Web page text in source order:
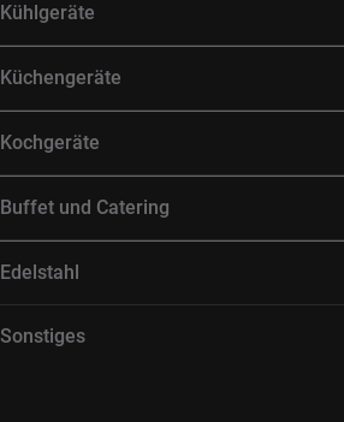
Kühlgeräte
Küchengeräte
Kochgeräte
Buffet und Catering
Edelstahl
Sonstiges